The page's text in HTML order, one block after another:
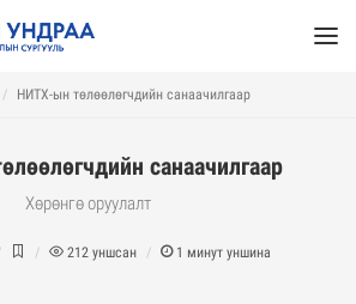
НИТХ-ын төлөөлөгчдийн санаачилгаар
санаачилгаар
Хөрөнгө оруулалт
212 уншсан 1 минут уншина